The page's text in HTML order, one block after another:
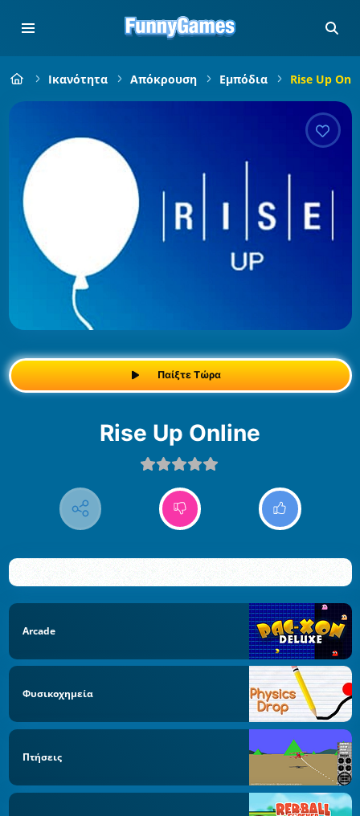
Ικανότητα Απόκρουση Εμπόδια Rise Up
Παίξτε Τώρα
Rise Up Online
Arcade
Φυσικοχημεία
Πτήσεις